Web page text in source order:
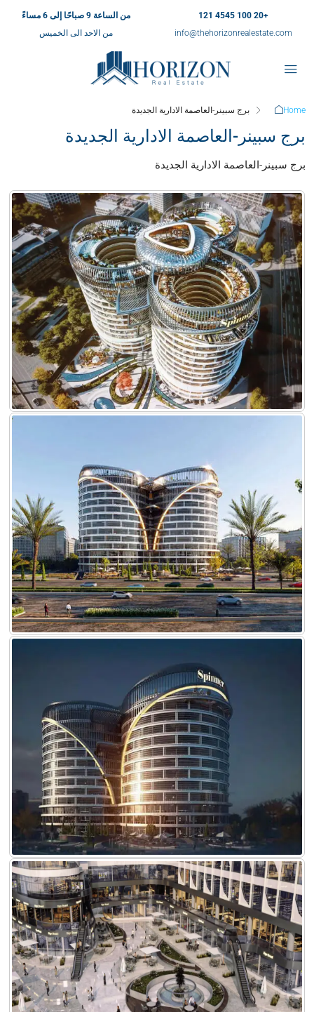
+20 100 4545 121
info@thehorizonrealestate.com
من الساعة 9 صباحًا إلى 6 مساءً
من الاحد الى الخميس
Home برج سبينر-العاصمة الادارية الجديدة
برج سبينر-العاصمة الادارية الجديدة
برج سبينر-العاصمة الادارية الجديدة